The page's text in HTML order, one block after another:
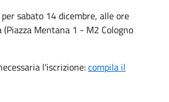
sabato 14 dicembre, alle ore
Mentana 1 - M2 Cologno
l'iscrizione:compila il